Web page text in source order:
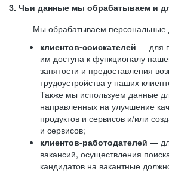
3. Чьи данные мы обрабатываем и
Мы обрабатываем персональные
клиентов-соискателей — для
им доступа к функционалу
занятости и предоставления
трудоустройства у наших
Также мы используем данные
направленных на улучшение
продуктов и сервисов и/или
и сервисов;
клиентов-работодателей —
вакансий, осуществления
кандидатов на вакантные